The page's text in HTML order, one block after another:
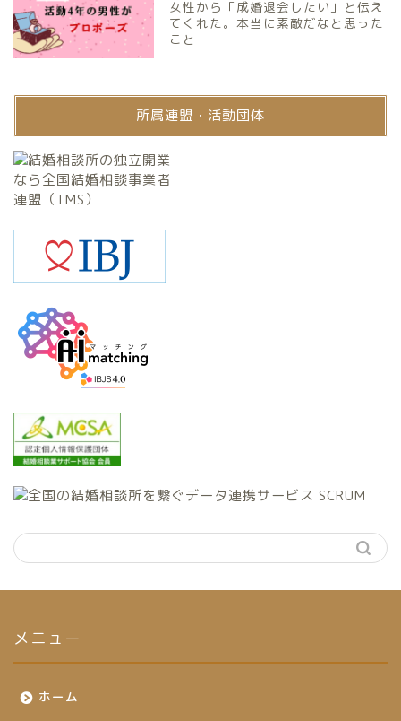
女性から「成婚退会したい」と伝え
てくれた。本当に素敵だなと思った
こと
所属連盟・活動団体
メニュー
ホーム